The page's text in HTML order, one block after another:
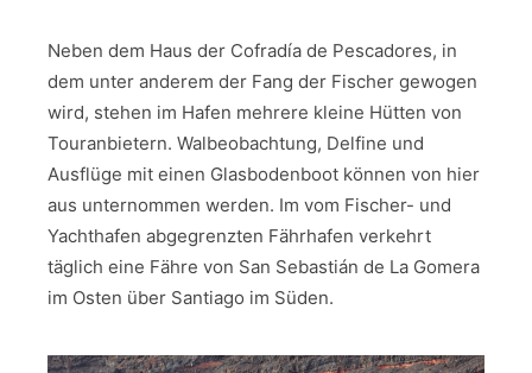
Neben dem Haus der Cofradía de Pescadores, in
dem unter anderem der Fang der Fischer gewogen
wird, stehen im Hafen mehrere kleine Hütten von
Touranbietern. Walbeobachtung, Delfine und
Ausflüge mit einen Glasbodenboot können von hier
aus unternommen werden. Im vom Fischer- und
Yachthafen abgegrenzten Fährhafen verkehrt
täglich eine Fähre von San Sebastián de La Gomera
im Osten über Santiago im Süden.